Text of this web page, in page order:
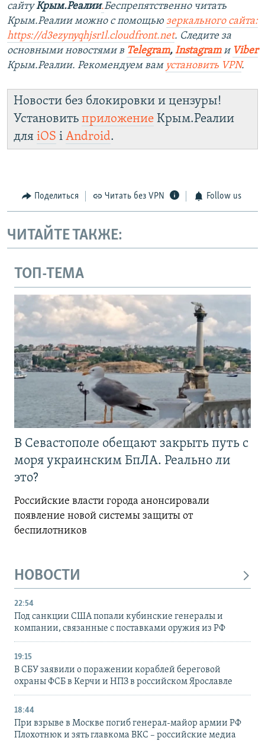
сайтуКрым.Реалии.Беспрепятственно читать
Крым.Реалии можно с помощью зеркального сайта:
https://d3ezynyqhjsr1l.cloudfront.net. Следите за
основными новостями в Telegram, Instagramи Viber
Крым.Реалии. Рекомендуем вам установить VPN.
Новости без блокировки и цензуры!
Установить приложение Крым.Реалии
для iOS і Android.
Поделиться Читать без VPN Follow us
ЧИТАЙТЕ ТАКЖЕ:
ТОП-ТЕМА
В Севастополе обещают закрыть путь с
моря украинским БпЛА. Реально ли
это?
Российские власти города анонсировали
появление новой системы защиты от
беспилотников
НОВОСТИ
22:54
Под санкции США попали кубинские генералы и
компании, связанные с поставками оружия из РФ
19:15
В СБУ заявили о поражении кораблей береговой
охраны ФСБ в Керчи и НПЗ в российском Ярославле
18:44
При взрыве в Москве погиб генерал-майор армии РФ
Плохотнюк и зять главкома ВКС – российские медиа